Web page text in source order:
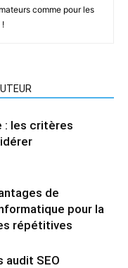
comme pour les
!
: les critères
de
pour la
répétitives
audit SEO